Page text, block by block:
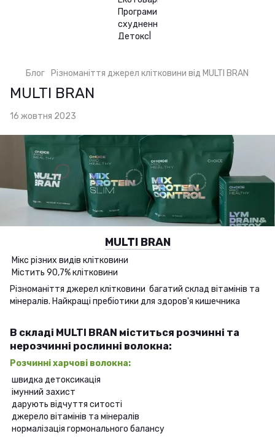
Блог Різноманіття джерел клітковини від MULTI BRAN
MULTI BRAN
16 жовтня 2023
MULTI BRAN
Мікс різних видів клітковини
Містить 90,7% клітковини
Різноманіття джерел клітковини багатий склад вітамінів та
мінералів. Найкращі пребіотики для здоров'я кишечника
В складі MULTI BRAN міститься розчинні та
нерозчинні рослинні волокна:
Розчинні харчові волокна:
швидка детоксикація
імунний захист
дарують відчуття ситості
джерело вітамінів та мінералів
нормалізація гормонального балансу